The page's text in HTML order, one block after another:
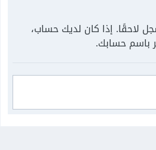
لاحقًا. إذا كان لديك حساب،
باسم حسابك.